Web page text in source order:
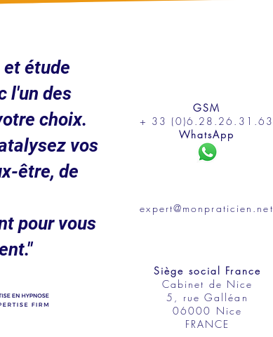
et étude
l'un des
choix.
vos
être, de
pour vous
GSM
+ 33 (0)6.28.26.31.63
WhatsApp
expert@monpraticien.net
Siège social France
Cabinet de Nice
5, rue Galléan
06000 Nice
FRANCE